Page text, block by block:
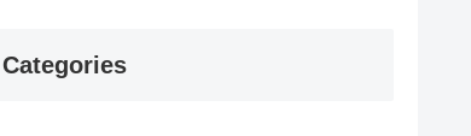
Categories